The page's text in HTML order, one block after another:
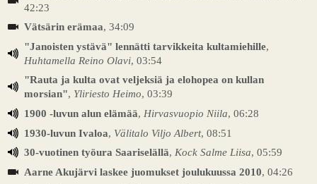
42:23
Vätsärin erämaa, 34:09
"Janoisten ystävä" lennätti tarvikkeita kultamiehille,
Huhtamella Reino Olavi, 03:54
"Rauta ja kulta ovat veljeksiä ja elohopea on kullan
morsian", Yliriesto Heimo, 03:39
1900 -luvun alun elämää, Hirvasvuopio Niila, 06:28
1930-luvun Ivaloa, Välitalo Viljo Albert, 08:51
30-vuotinen työura Saariselällä, Kock Salme Liisa, 05:59
Aarne Akujärvi laskee juomukset joulukuussa 2010, 04:26